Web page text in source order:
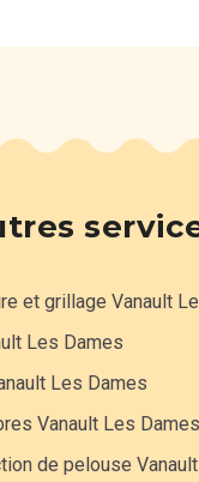
et grillage Vanault
Les Dames
Les Dames
Vanault Les Dames
de pelouse